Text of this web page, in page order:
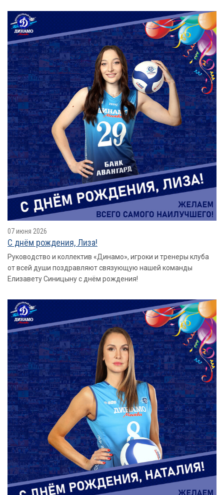
07 июня 2026
С днём рождения, Лиза!
Руководство и коллектив «Динамо», игроки и тренеры клуба
от всей души поздравляют связующую нашей команды
Елизавету Синицыну с днём рождения!